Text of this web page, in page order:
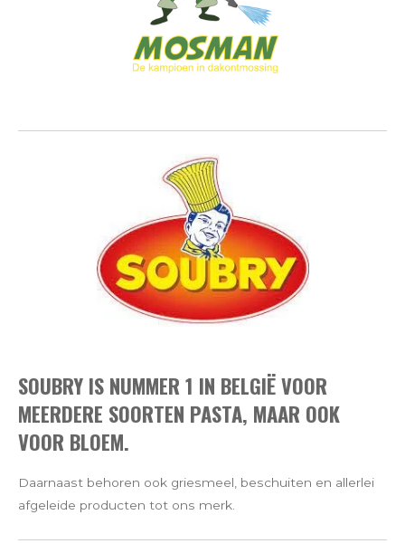
SOUBRY IS NUMMER 1 IN BELGIË VOOR
MEERDERE SOORTEN PASTA, MAAR OOK
VOOR BLOEM.
Daarnaast behoren ook griesmeel, beschuiten en allerlei
afgeleide producten tot ons merk.